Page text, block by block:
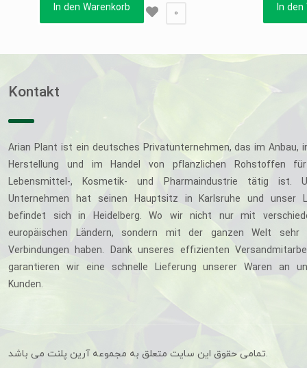
In den Warenkorb 0 In den
Kontakt
Arian Plant ist ein deutsches Privatunternehmen, das im Anbau,
Herstellung und im Handel von pflanzlichen Rohstoffen
Lebensmittel-, Kosmetik- und Pharmaindustrie tätig ist.
Unternehmen hat seinen Hauptsitz in Karlsruhe und unser
befindet sich in Heidelberg. Wo wir nicht nur mit
europäischen Ländern, sondern mit der ganzen Welt sehr
Verbindungen haben. Dank unseres effizienten
garantieren wir eine schnelle Lieferung unserer Waren an
Kunden.
تمامی حقوق این سایت متعلق به مجموعه آرین پلنت می باشد.